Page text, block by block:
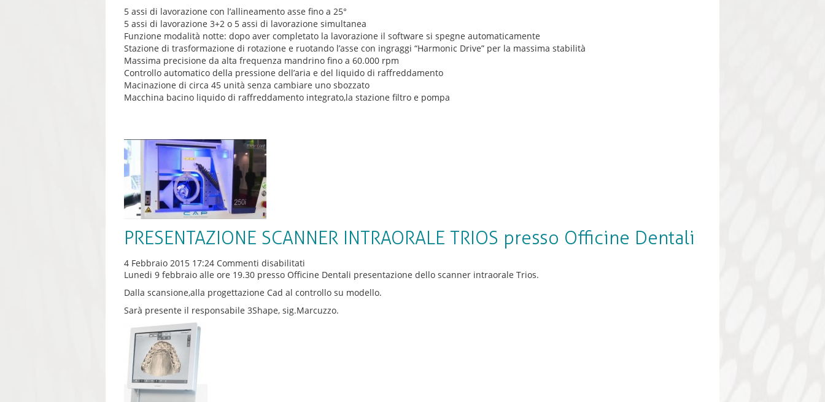
AXES
DENTAL
MILLING
SYSTEM:
CORiTEC
250i
5 assi di lavorazione con l’allineamento asse fino a 25°
5 assi di lavorazione 3+2 o 5 assi di lavorazione simultanea
Funzione modalità notte: dopo aver completato la lavorazione il software si spegne automaticamente
Stazione di trasformazione di rotazione e ruotando l’asse con ingraggi “Harmonic Drive” per la massima stabilità
Massima precisione da alta frequenza mandrino fino a 60.000 rpm
Controllo automatico della pressione dell’aria e del liquido di raffreddamento
Macinazione di circa 45 unità senza cambiare uno sbozzato
Macchina bacino liquido di raffreddamento integrato,la stazione filtro e pompa
PRESENTAZIONE SCANNER INTRAORALE TRIOS presso Officine Dentali
4 Febbraio 2015 17:24 Commenti disabilitati
PRESENTAZIONE
INTRAORALE
TRIOS
Lunedi 9 febbraio alle ore 19.30 presso Officine Dentali presentazione dello scanner intraorale Trios.
Dalla scansione,alla progettazione Cad al controllo su modello.
Sarà presente il responsabile 3Shape, sig.Marcuzzo.